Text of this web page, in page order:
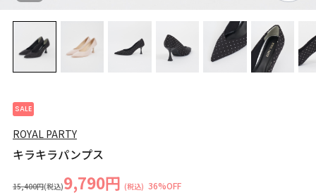
SALE
ROYAL PARTY
キラキラパンプス
15,400円(税込)9,790円 (税込) 36%OFF